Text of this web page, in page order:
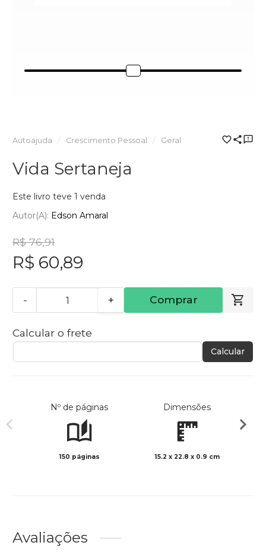
Autoajuda Crescimento Pessoal Geral
Vida Sertaneja
Este livro teve 1 venda
Autor(a): Edson Amaral
R$ 76,91
R$ 60,89
- + Comprar
Calcular o frete
Calcular
Nº de páginas
150 páginas
Dimensões
15.2 x 22.8 x 0.9 cm
Avaliações